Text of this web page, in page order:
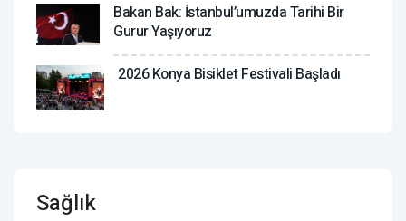
Bakan Bak: İstanbul’umuzda Tarihi Bir
Gurur Yaşıyoruz
2026 Konya Bisiklet Festivali Başladı
Sağlık